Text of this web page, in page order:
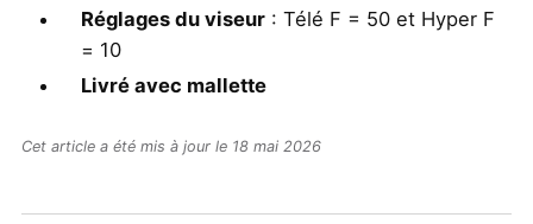
Réglages du viseur: Télé F = 50 et Hyper F
= 10
Livré avec mallette
Cet article a été mis à jour le 18 mai 2026